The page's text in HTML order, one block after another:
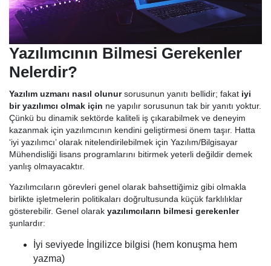
Yazılımcının Bilmesi Gerekenler
Nelerdir?
Yazılım uzmanı nasıl olunursorusunun yanıtı bellidir; fakat iyi
bir yazılımcı olmak için ne yapılır sorusunun tak bir yanıtı yoktur.
Çünkü bu dinamik sektörde kaliteli iş çıkarabilmek ve deneyim
kazanmak için yazılımcının kendini geliştirmesi önem taşır. Hatta
‘iyi yazılımcı’ olarak nitelendirilebilmek için Yazılım/Bilgisayar
Mühendisliği lisans programlarını bitirmek yeterli değildir demek
yanlış olmayacaktır.
Yazılımcıların görevleri genel olarak bahsettiğimiz gibi olmakla
birlikte işletmelerin politikaları doğrultusunda küçük farklılıklar
gösterebilir. Genel olarak yazılımcıların bilmesi gerekenler
şunlardır:
İyi seviyede İngilizce bilgisi (hem konuşma hem
yazma)